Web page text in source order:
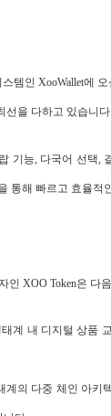
템인 XooWallet에
선을 다하고 있습니다.
기능, 다국어 선택
통해 빠르고 효율
인 XOO Token은 다
계 내 디지털 상품
의 다중 체인 아키